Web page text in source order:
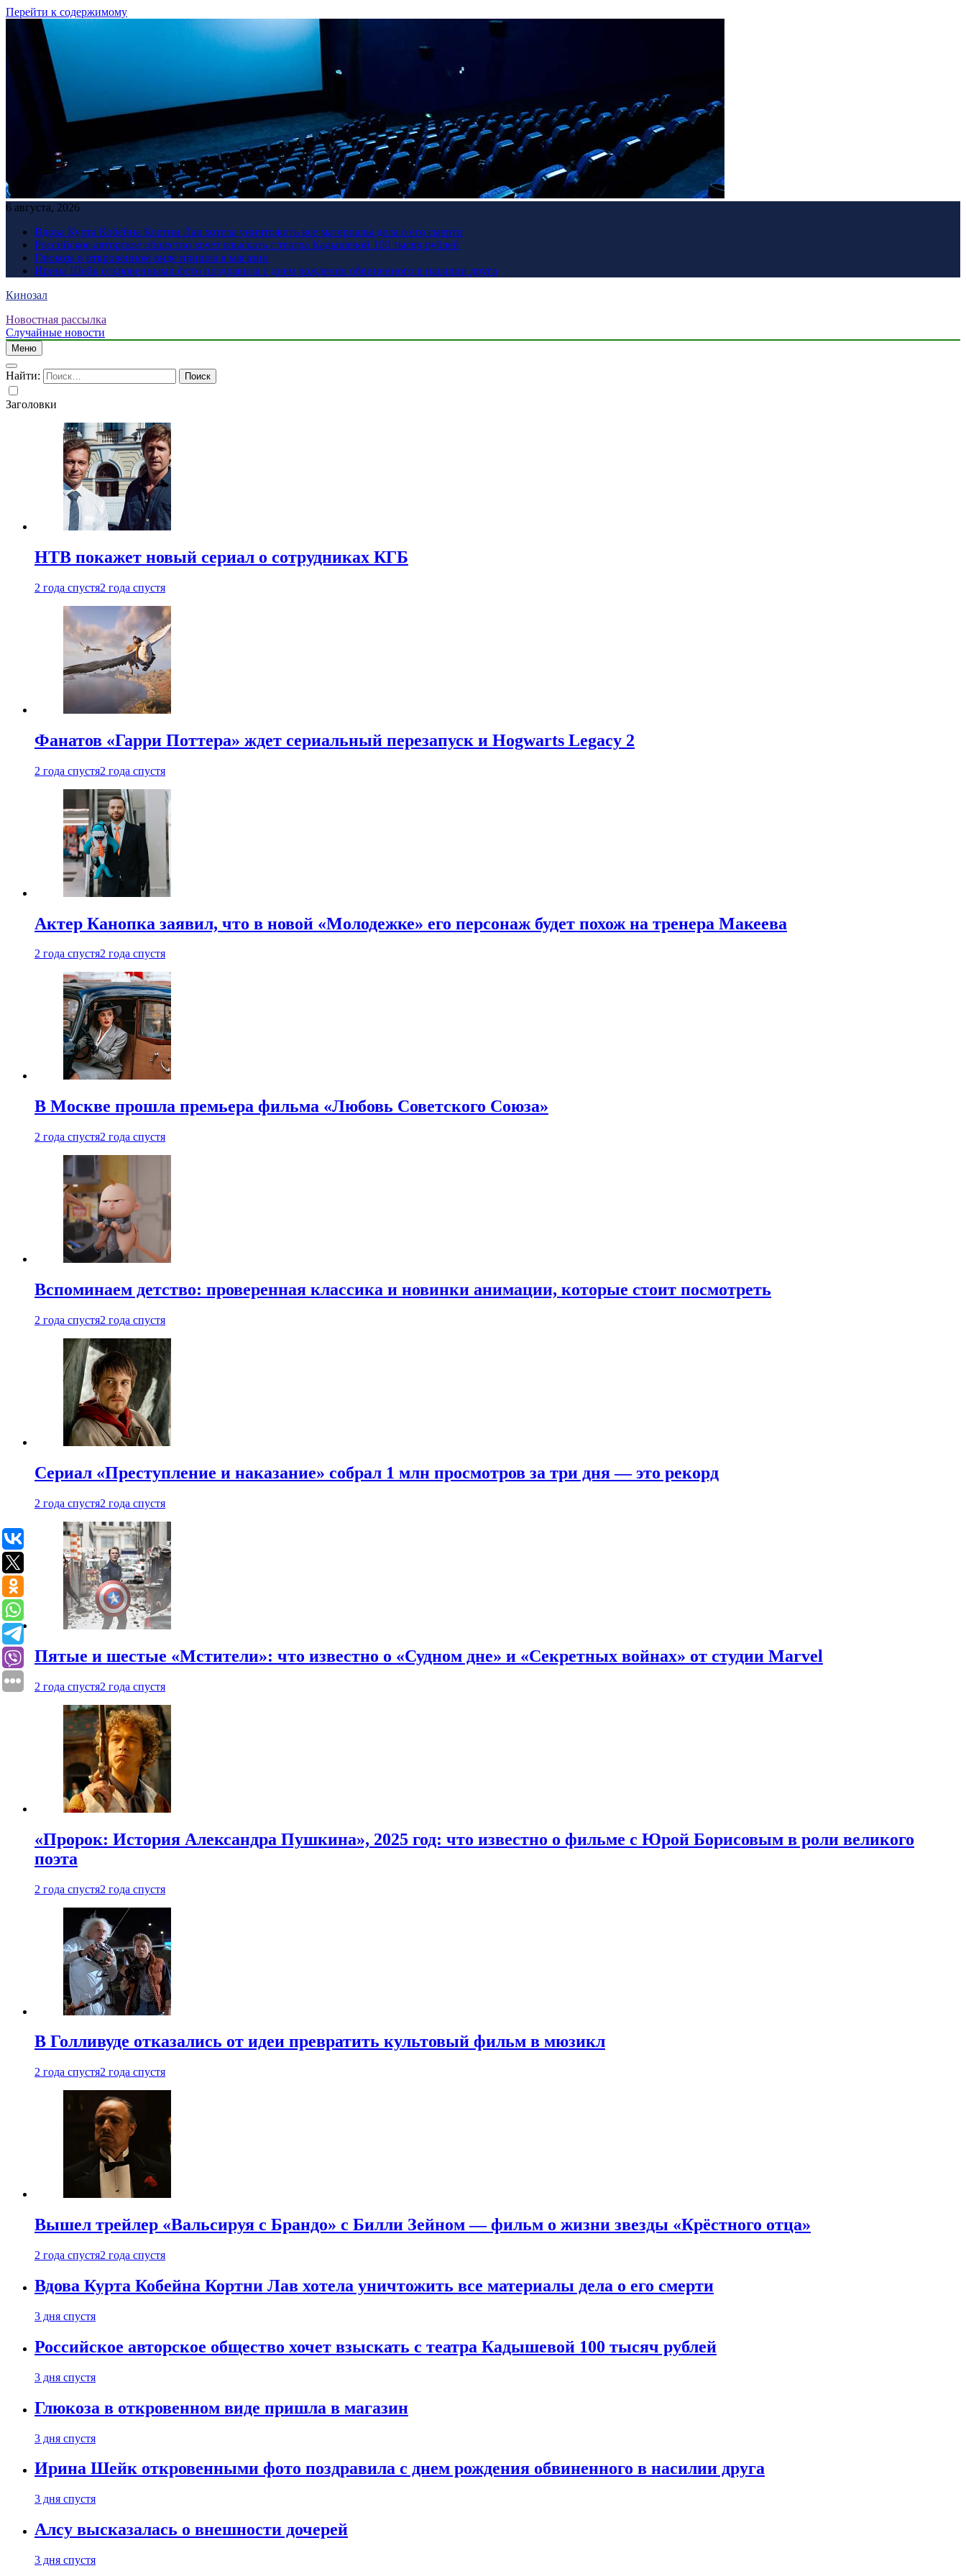
Перейти к содержимому
6 августа, 2026
Вдова Курта Кобейна Кортни Лав хотела уничтожить все материалы дела о его смерти
Российское авторское общество хочет взыскать с театра Кадышевой 100 тысяч рублей
Глюкоза в откровенном виде пришла в магазин
Ирина Шейк откровенными фото поздравила с днем рождения обвиненного в насилии друга
Кинозал
Новостная рассылка
Случайные новости
Меню
Найти:
Заголовки
НТВ покажет новый сериал о сотрудниках КГБ
2 года спустя2 года спустя
Фанатов «Гарри Поттера» ждет сериальный перезапуск и Hogwarts Legacy 2
2 года спустя2 года спустя
Актер Канопка заявил, что в новой «Молодежке» его персонаж будет похож на тренера Макеева
2 года спустя2 года спустя
В Москве прошла премьера фильма «Любовь Советского Союза»
2 года спустя2 года спустя
Вспоминаем детство: проверенная классика и новинки анимации, которые стоит посмотреть
2 года спустя2 года спустя
Сериал «Преступление и наказание» собрал 1 млн просмотров за три дня — это рекорд
2 года спустя2 года спустя
Пятые и шестые «Мстители»: что известно о «Судном дне» и «Секретных войнах» от студии Marvel
2 года спустя2 года спустя
«Пророк: История Александра Пушкина», 2025 год: что известно о фильме с Юрой Борисовым в роли великого
поэта
2 года спустя2 года спустя
В Голливуде отказались от идеи превратить культовый фильм в мюзикл
2 года спустя2 года спустя
Вышел трейлер «Вальсируя с Брандо» с Билли Зейном — фильм о жизни звезды «Крёстного отца»
2 года спустя2 года спустя
Вдова Курта Кобейна Кортни Лав хотела уничтожить все материалы дела о его смерти
3 дня спустя
Российское авторское общество хочет взыскать с театра Кадышевой 100 тысяч рублей
3 дня спустя
Глюкоза в откровенном виде пришла в магазин
3 дня спустя
Ирина Шейк откровенными фото поздравила с днем рождения обвиненного в насилии друга
3 дня спустя
Алсу высказалась о внешности дочерей
3 дня спустя